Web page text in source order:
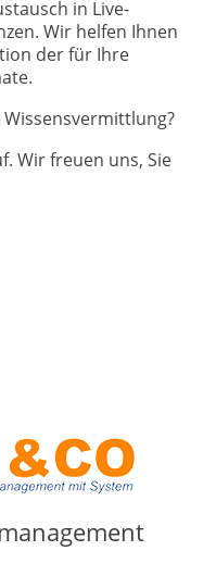
in Live-
Wir helfen Ihnen
der für Ihre
Wir freuen uns, Sie